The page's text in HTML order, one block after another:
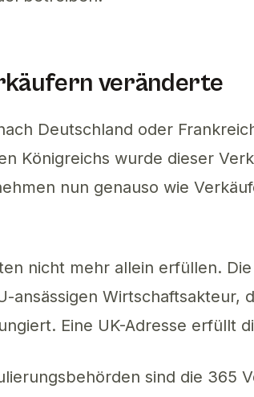
veränderte
Deutschland oder
Königreichs wurde dieser
nun genauso wie
nicht mehr allein erfüllen. Die
ansässigen Wirtschaftsakteur,
Eine UK-Adresse erfüllt
sind die 365